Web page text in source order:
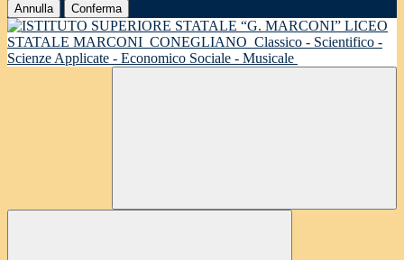
Annulla Conferma
LICEO
STATALE MARCONI CONEGLIANO Classico - Scientifico -
Scienze Applicate - Economico Sociale - Musicale